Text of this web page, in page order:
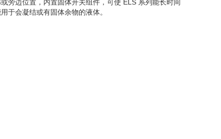
旁边位置，内置固体开关组件，可使 ELS 系列能长时间
于会凝结或有固体余物的液体。